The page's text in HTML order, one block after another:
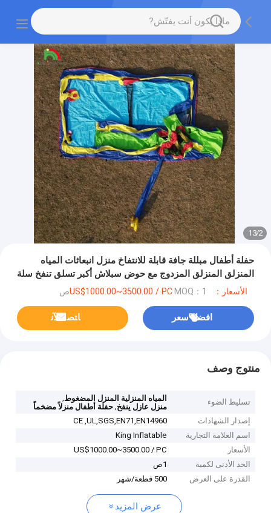
2
/
13
حفلة أطفال مبللة جافة قابلة للانتفاخ منزل انبعاثات المياه
المنزلق المنزلق المزدوج مع حوض سبلاش أكبر تسلق تنفخ سلة
دراتبورد
الأسعار：US$1000.00~3500.00 / PC MOQ：1ص
افضل سعر ﺎﺘﺼﻟ ﺍﻶﻧ
منتوج وصف
تسليط الضوء المياه المنزلية المنزل المضغوط,
منزل عازل ينفخ,حفلة أطفال منزلاً مضخماً
إصدار الشهادات
CE ,UL,SGS,EN71,EN14960
اسم العلامة التجارية
King Inflatable
الأسعار
US$1000.00~3500.00 / PC
الحد الأدنى لكمية
1ص
القدرة على العرض
500 قطعة/شهر
عرض المزيد